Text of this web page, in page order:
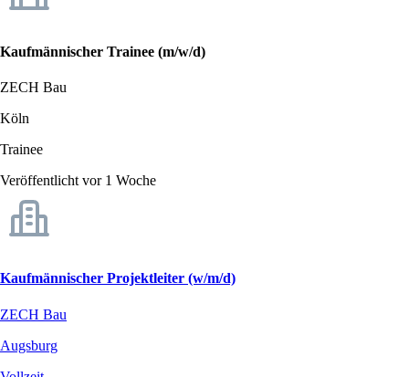
Kaufmännischer Trainee (m/w/d)
ZECH Bau
Köln
Trainee
Veröffentlicht vor 1 Woche
Kaufmännischer Projektleiter (w/m/d)
ZECH Bau
Augsburg